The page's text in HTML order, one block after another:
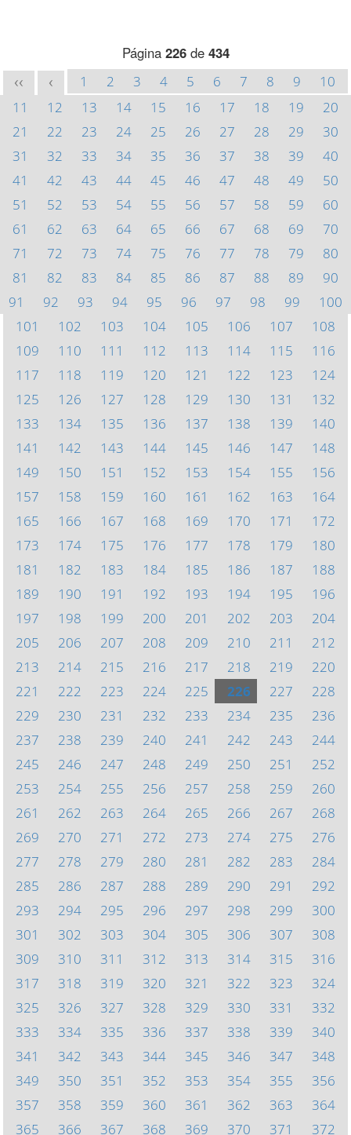
Página 226de 434
<< < 1 2 3 4 5 6 7 8 9
10
11
12 13 14 15 16 17 18 19
20
21
22 23 24 25 26 27 28 29
30
31
32 33 34 35 36 37 38 39
40
41
42 43 44 45 46 47 48 49
50
51
52 53 54 55 56 57 58 59
60
61
62 63 64 65 66 67 68 69
70
71
72 73 74 75 76 77 78 79
80
81
82 83 84 85 86 87 88 89
90
91
92 93 94 95 96 97 98 99
100
101
102 103 104 105 106 107
108
109
110 111 112 113 114 115
116
117
118 119 120 121 122 123
124
125
126 127 128 129 130 131
132
133
134 135 136 137 138 139
140
141
142 143 144 145 146 147
148
149
150 151 152 153 154 155
156
157
158 159 160 161 162 163
164
165
166 167 168 169 170 171
172
173
174 175 176 177 178 179
180
181
182 183 184 185 186 187
188
189
190 191 192 193 194 195
196
197
198 199 200 201 202 203
204
205
206 207 208 209 210 211
212
213
214 215 216 217 218 219
220
221
222 223 224 225 226 227
228
229
230 231 232 233 234 235
236
237
238 239 240 241 242 243
244
245
246 247 248 249 250 251
252
253
254 255 256 257 258 259
260
261
262 263 264 265 266 267
268
269
270 271 272 273 274 275
276
277
278 279 280 281 282 283
284
285
286 287 288 289 290 291
292
293
294 295 296 297 298 299
300
301
302 303 304 305 306 307
308
309
310 311 312 313 314 315
316
317
318 319 320 321 322 323
324
325
326 327 328 329 330 331
332
333
334 335 336 337 338 339
340
341
342 343 344 345 346 347
348
349
350 351 352 353 354 355
356
357
358 359 360 361 362 363
364
365
366 367 368 369 370 371 372